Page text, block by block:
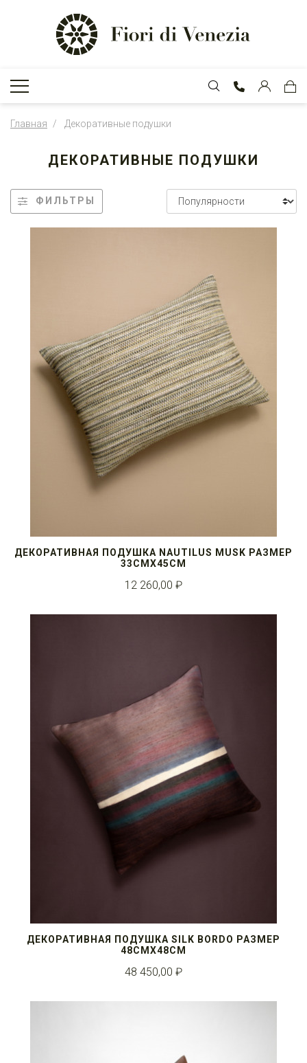
Главная Декоративные подушки
ДЕКОРАТИВНЫЕ ПОДУШКИ
ФИЛЬТРЫ
ДЕКОРАТИВНАЯ ПОДУШКА NAUTILUS MUSK РАЗМЕР
33СМX45СМ
12 260,00 ₽
ДЕКОРАТИВНАЯ ПОДУШКА SILK BORDO РАЗМЕР
48СМX48СМ
48 450,00 ₽